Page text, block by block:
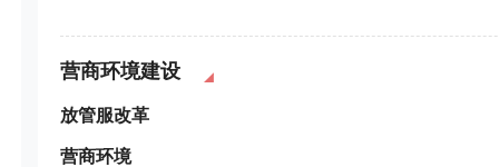
营商环境建设
放管服改革
营商环境